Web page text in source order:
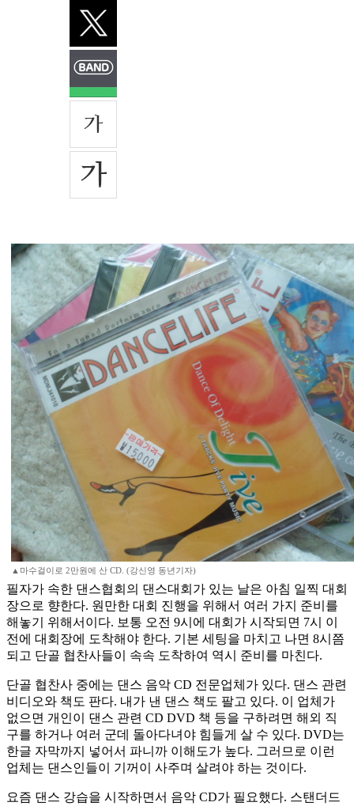
▲마수걸이로 2만원에 산 CD. (강신영 동년기자)
필자가 속한 댄스협회의 댄스대회가 있는 날은 아침 일찍 대회
장으로 향한다. 원만한 대회 진행을 위해서 여러 가지 준비를
해놓기 위해서이다. 보통 오전 9시에 대회가 시작되면 7시 이
전에 대회장에 도착해야 한다. 기본 세팅을 마치고 나면 8시쯤
되고 단골 협찬사들이 속속 도착하여 역시 준비를 마친다.
단골 협찬사 중에는 댄스 음악 CD 전문업체가 있다. 댄스 관련
비디오와 책도 판다. 내가 낸 댄스 책도 팔고 있다. 이 업체가
없으면 개인이 댄스 관련 CD DVD 책 등을 구하려면 해외 직
구를 하거나 여러 군데 돌아다녀야 힘들게 살 수 있다. DVD는
한글 자막까지 넣어서 파니까 이해도가 높다. 그러므로 이런
업체는 댄스인들이 기꺼이 사주며 살려야 하는 것이다.
요즘 댄스 강습을 시작하면서 음악 CD가 필요했다. 스탠더드